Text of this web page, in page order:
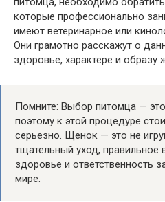
которые профессионально
имеют ветеринарное или
Они грамотно расскажут о
здоровье, характере и образу
Помните: Выбор питомца —
поэтому к этой процедуре
серьезно. Щенок — это не
тщательный уход, правильное
здоровье и ответственность
мире.